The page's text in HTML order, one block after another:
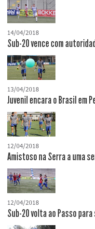
14/04/2018
Sub-20 vence com
13/04/2018
Juvenil encara o Brasil em
12/04/2018
Amistoso na Serra a uma
12/04/2018
Sub-20 volta ao Passo